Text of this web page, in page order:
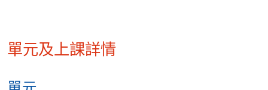
修業期
單元及上課詳情